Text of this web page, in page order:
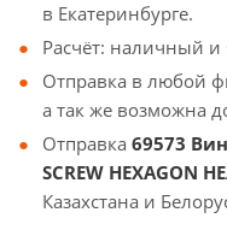
в Екатеринбурге.
Расчёт: наличный
Отправка в любой
а так же возможна
Отправка 69573
SCREW HEXAGON
Казахстана и